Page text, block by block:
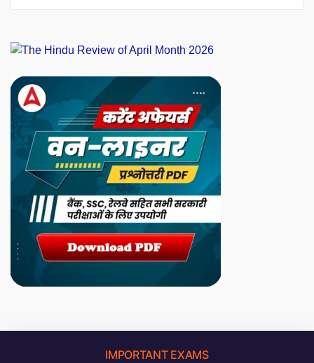
IMPORTANT EXAMS